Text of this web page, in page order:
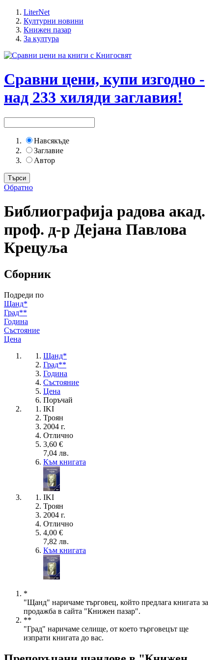
LiterNet
Културни новини
Книжен пазар
За култура
Сравни цени, купи изгодно -
над 233 хиляди заглавия!
Навсякъде
Заглавие
Автор
Обратно
Библиографиjа радова акад.
проф. д-р Дејана Павлова
Крецуља
Сборник
Подреди по
Щанд*
Град**
Година
Състояние
Цена
Щанд*
Град**
Година
Състояние
Цена
Поръчай
IKI
Троян
2004 г.
Отлично
3,60 €
7,04 лв.
Към книгата
IKI
Троян
2004 г.
Отлично
4,00 €
7,82 лв.
Към книгата
*
"Щанд" наричаме търговец, който предлага книгата за
продажба в сайта "Книжен пазар".
**
"Град" наричаме селище, от което търговецът ще
изпрати книгата до вас.